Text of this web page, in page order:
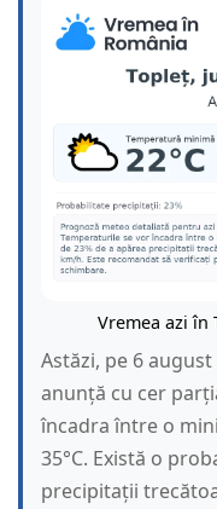
Vremea azi în
Astăzi, pe 6
anunță cu cer
încadra între o
35°C. Există o
precipitații